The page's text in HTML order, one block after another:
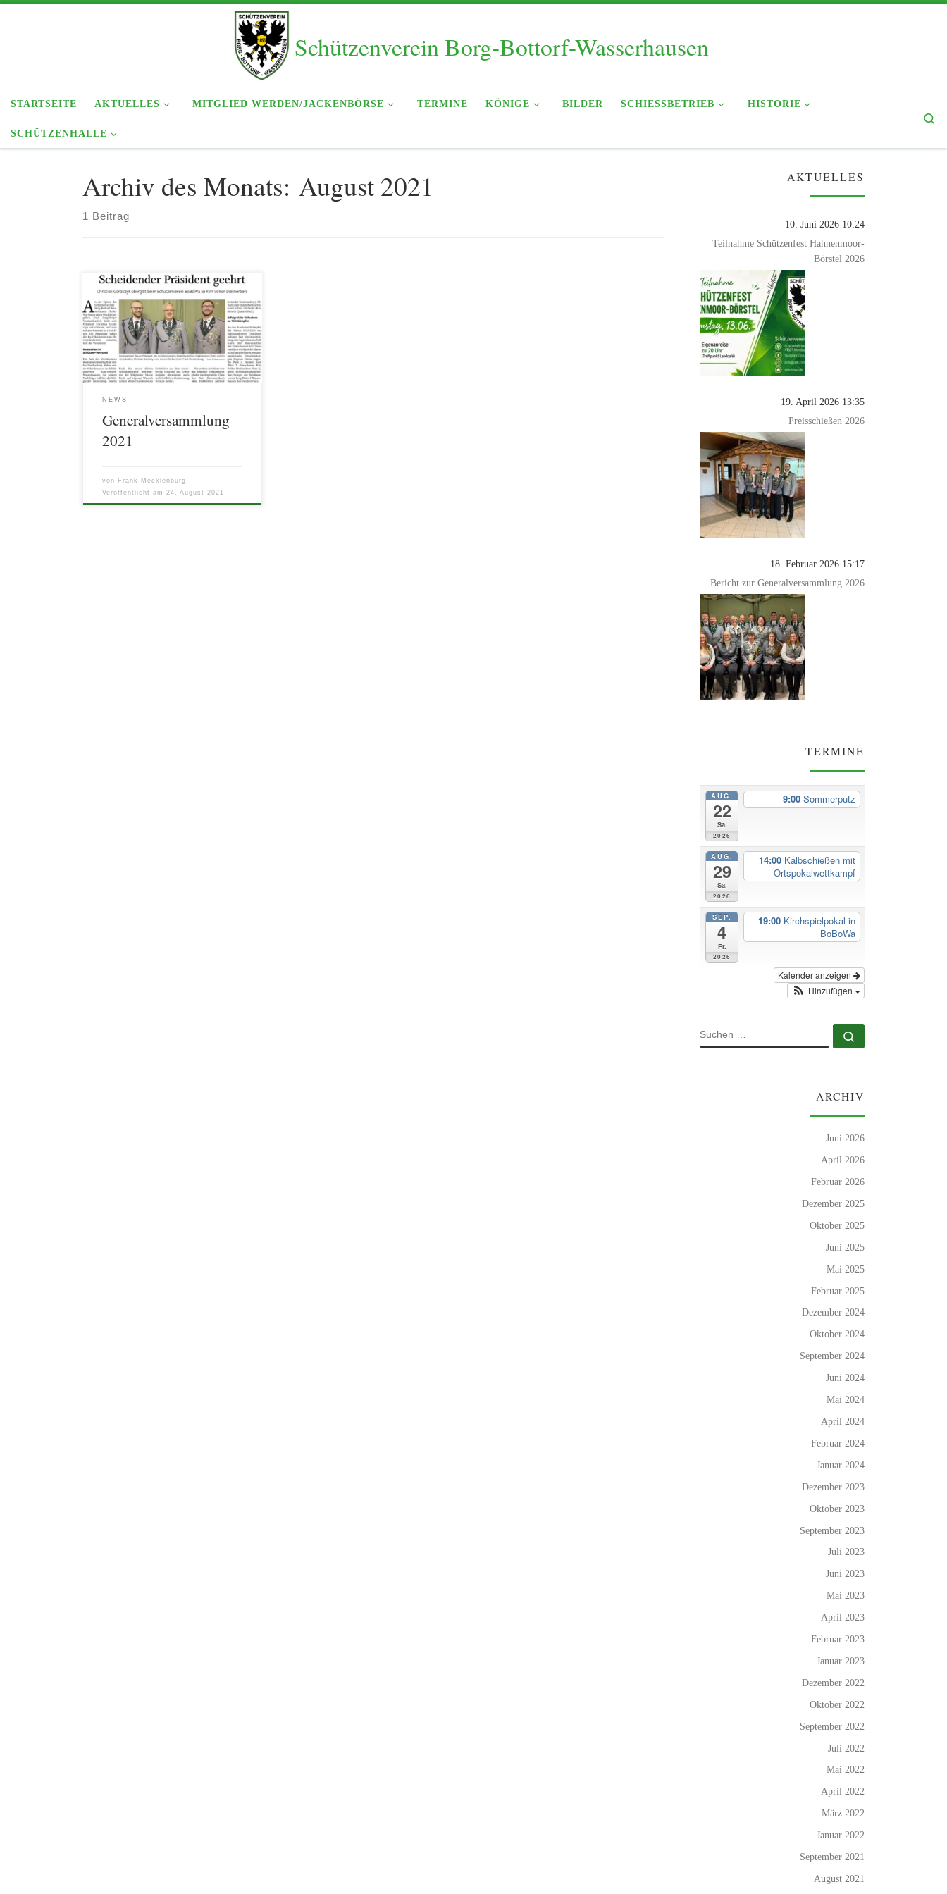
Schützenverein Borg-Bottorf-Wasserhausen
STARTSEITE AKTUELLES MITGLIED WERDEN/JACKENBÖRSE TERMINE KÖNIGE BILDER SCHIESSBETRIEB HISTORIE
SCHÜTZENHALLE
Archiv des Monats: August 2021
1 Beitrag
NEWS
Generalversammlung
2021
von Frank Mecklenburg
Veröffentlicht am 24. August 2021
AKTUELLES
10. Juni 2026 10:24
Teilnahme Schützenfest Hahnenmoor-
Börstel 2026
19. April 2026 13:35
Preisschießen 2026
18. Februar 2026 15:17
Bericht zur Generalversammlung 2026
TERMINE
AUG.
22
Sa.
2026
9:00Sommerputz
AUG.
29
Sa.
2026
14:00 Kalbschießen mit
Ortspokalwettkampf
SEP.
4
Fr.
2026
19:00 Kirchspielpokal in
BoBoWa
Kalender anzeigen
Hinzufügen
SUCHE
ARCHIV
Juni 2026
April 2026
Februar 2026
Dezember 2025
Oktober 2025
Juni 2025
Mai 2025
Februar 2025
Dezember 2024
Oktober 2024
September 2024
Juni 2024
Mai 2024
April 2024
Februar 2024
Januar 2024
Dezember 2023
Oktober 2023
September 2023
Juli 2023
Juni 2023
Mai 2023
April 2023
Februar 2023
Januar 2023
Dezember 2022
Oktober 2022
September 2022
Juli 2022
Mai 2022
April 2022
März 2022
Januar 2022
September 2021
August 2021